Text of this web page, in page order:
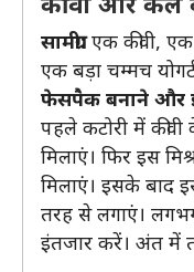
सामग्री:एक कीवी,
एक बड़ा चम्मच
फेसपैक बनाने और
पहले कटोरी में
मिलाएं। फिर इस
मिलाएं। इसके बाद
तरह से लगाएं।
इंतजार करें। अंत में